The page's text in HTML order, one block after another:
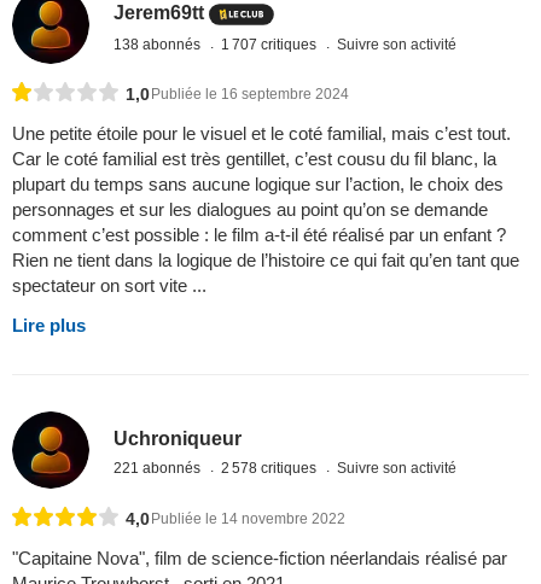
Jerem69tt
138 abonnés 1 707 critiques Suivre son activité
1,0Publiée le 16 septembre 2024
Une petite étoile pour le visuel et le coté familial, mais c’est tout.
Car le coté familial est très gentillet, c’est cousu du fil blanc, la
plupart du temps sans aucune logique sur l’action, le choix des
personnages et sur les dialogues au point qu’on se demande
comment c’est possible : le film a-t-il été réalisé par un enfant ?
Rien ne tient dans la logique de l’histoire ce qui fait qu’en tant que
spectateur on sort vite ...
Lire plus
Uchroniqueur
221 abonnés 2 578 critiques Suivre son activité
4,0Publiée le 14 novembre 2022
"Capitaine Nova", film de science-fiction néerlandais réalisé par